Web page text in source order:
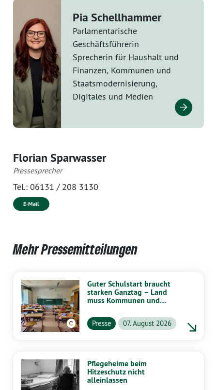
Pia Schellhammer
Parlamentarische
Geschäftsführerin
Sprecherin für Haushalt und
Finanzen, Kommunen und
Staatsmodernisierung,
Digitales und Medien
Florian Sparwasser
Pressesprecher
Tel.: 06131 / 208 3130
E-Mail
Mehr Pressemitteilungen
Guter Schulstart braucht
starken Ganztag – Land
muss Kommunen und
unterstützen
Presse 07. August 2026
Pflegeheime beim
Hitzeschutz nicht
alleinlassen